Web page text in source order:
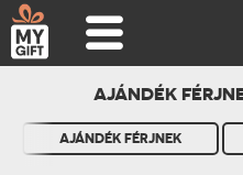
AJÁNDÉK
AJÁNDÉK FÉRJNEK